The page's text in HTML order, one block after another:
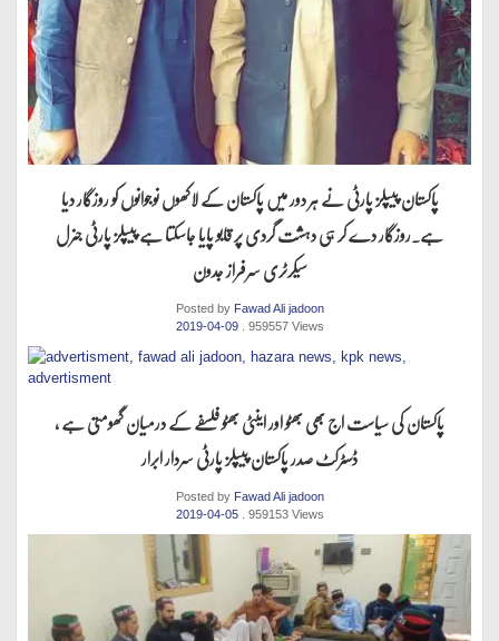
پاکستان پیپلز پارٹی نے ہر دور میں پاکستان کے لاکھوں نوجوانوں کو روزگار دیا
ہے.روزگار دے کر ہی دہشت گردی پر قابو پایا جاسکتا ہے پیپلز پارٹی جنرل
سیکرٹری سرفراز جدون
Posted by Fawad Ali jadoon
2019-04-09 . 959557 Views
پاکستان کی سیاست اج بھی بھٹو اور اینٹی بھٹو فلسفے کے درمیان گھومتی ہے ،
ڈسٹرکٹ صدر پاکستان پیپلز پارٹی سردار ابرار
Posted by Fawad Ali jadoon
2019-04-05 . 959153 Views